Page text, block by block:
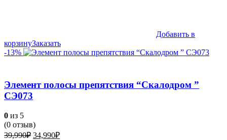
Добавить в
корзинуЗаказать
-13%
Элемент полосы препятствия “Скалодром ”
СЭ073
0 из 5
(0 отзыв)
39,990₽ Первоначальная
34,990₽Текущая